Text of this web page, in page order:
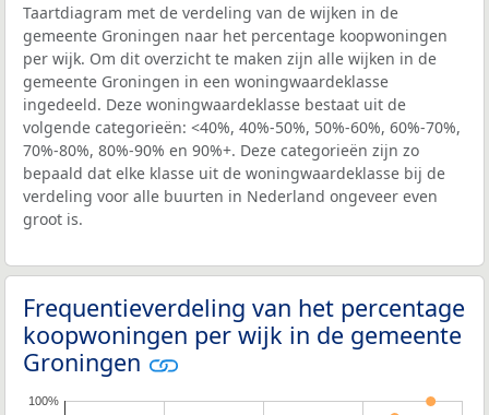
Taartdiagram met de verdeling van de wijken in de
gemeente Groningen naar het percentage koopwoningen
per wijk. Om dit overzicht te maken zijn alle wijken in de
gemeente Groningen in een woningwaardeklasse
ingedeeld. Deze woningwaardeklasse bestaat uit de
volgende categorieën: <40%, 40%-50%, 50%-60%, 60%-70%,
70%-80%, 80%-90% en 90%+. Deze categorieën zijn zo
bepaald dat elke klasse uit de woningwaardeklasse bij de
verdeling voor alle buurten in Nederland ongeveer even
groot is.
Frequentieverdeling van het percentage
koopwoningen per wijk in de gemeente
Groningen
100%